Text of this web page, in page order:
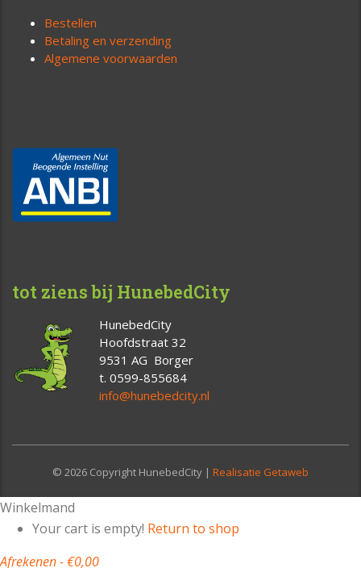
Bestellen
Betaling en verzending
Algemene voorwaarden
tot ziens bij HunebedCity
HunebedCity
Hoofdstraat 32
9531 AG Borger
t. 0599-855684
info@hunebedcity.nl
© 2026 Copyright HunebedCity | Realisatie Getaweb
Winkelmand
Your cart is empty! Return to shop
Afrekenen-€0,00